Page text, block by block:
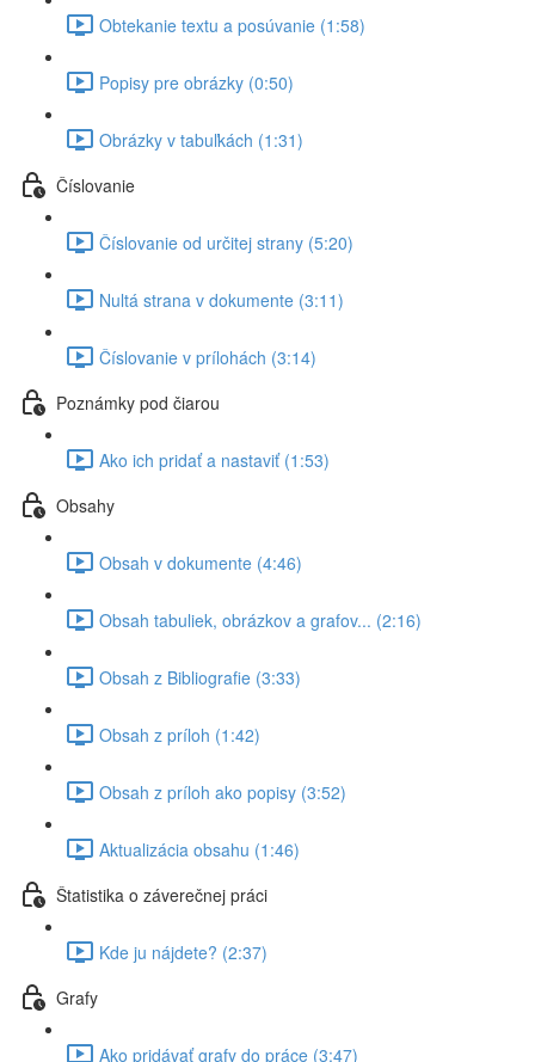
Obtekanie textu a posúvanie (1:58)
Popisy pre obrázky (0:50)
Obrázky v tabuľkách (1:31)
Číslovanie
Číslovanie od určitej strany (5:20)
Nultá strana v dokumente (3:11)
Číslovanie v prílohách (3:14)
Poznámky pod čiarou
Ako ich pridať a nastaviť (1:53)
Obsahy
Obsah v dokumente (4:46)
Obsah tabuliek, obrázkov a grafov... (2:16)
Obsah z Bibliografie (3:33)
Obsah z príloh (1:42)
Obsah z príloh ako popisy (3:52)
Aktualizácia obsahu (1:46)
Štatistika o záverečnej práci
Kde ju nájdete? (2:37)
Grafy
Ako pridávať grafy do práce (3:47)